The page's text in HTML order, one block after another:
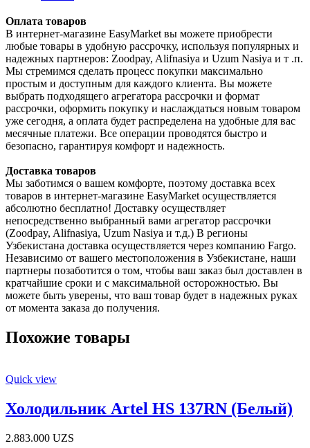
Оплата товаров
В интернет-магазине EasyMarket вы можете приобрести
любые товары в удобную рассрочку, используя популярных и
надежных партнеров: Zoodpay, Alifnasiya и Uzum Nasiya и т .п.
Мы стремимся сделать процесс покупки максимально
простым и доступным для каждого клиента. Вы можете
выбрать подходящего агрегатора рассрочки и формат
рассрочки, оформить покупку и наслаждаться новым товаром
уже сегодня, а оплата будет распределена на удобные для вас
месячные платежи. Все операции проводятся быстро и
безопасно, гарантируя комфорт и надежность.
Доставка товаров
Мы заботимся о вашем комфорте, поэтому доставка всех
товаров в интернет-магазине EasyMarket осуществляется
абсолютно бесплатно! Доставку осуществляет
непосредственно выбранный вами агрегатор рассрочки
(Zoodpay, Alifnasiya, Uzum Nasiya и т.д.) В регионы
Узбекистана доставка осуществляется через компанию Fargo.
Независимо от вашего местоположения в Узбекистане, наши
партнеры позаботится о том, чтобы ваш заказ был доставлен в
кратчайшие сроки и с максимальной осторожностью. Вы
можете быть уверены, что ваш товар будет в надежных руках
от момента заказа до получения.
Похожие товары
Quick view
Холодильник Artel HS 137RN (Белый)
2.883.000 UZS